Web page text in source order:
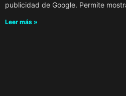
publicidad de Google. Permite
Leer más »